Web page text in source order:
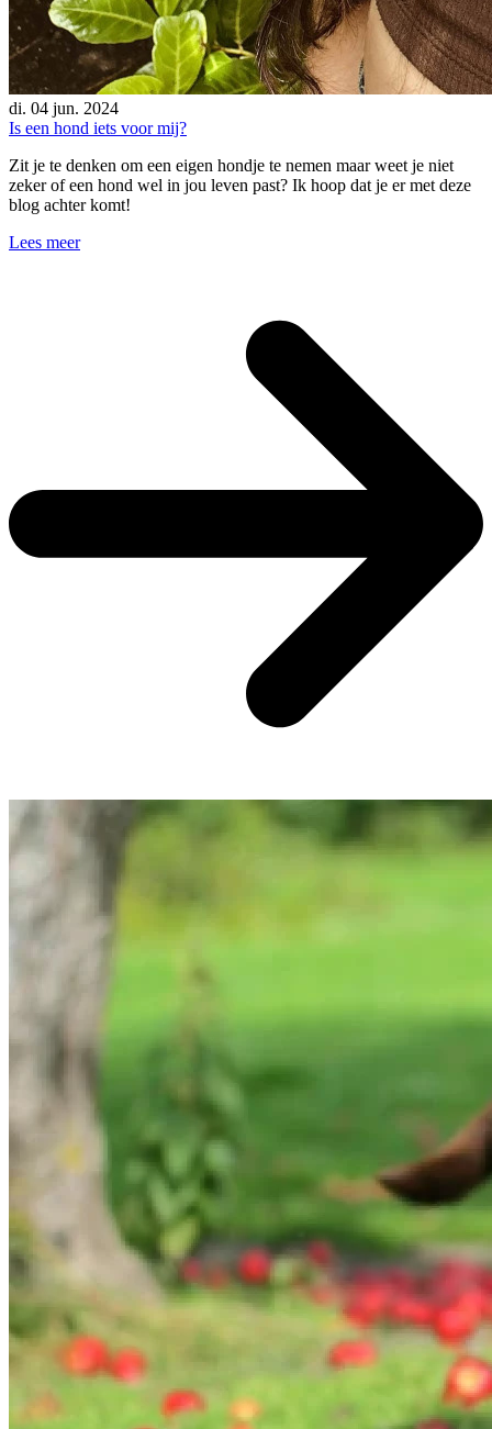
di. 04 jun. 2024
Is een hond iets voor mij?
Zit je te denken om een eigen hondje te nemen maar weet je niet
zeker of een hond wel in jou leven past? Ik hoop dat je er met deze
blog achter komt!
Lees meer